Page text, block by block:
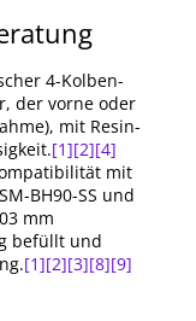
4-Kolben-
der vorne oder
mit Resin-
[1][2][4]
mit
BH90-SS und
mm
befüllt und
[1][2][3][8][9]